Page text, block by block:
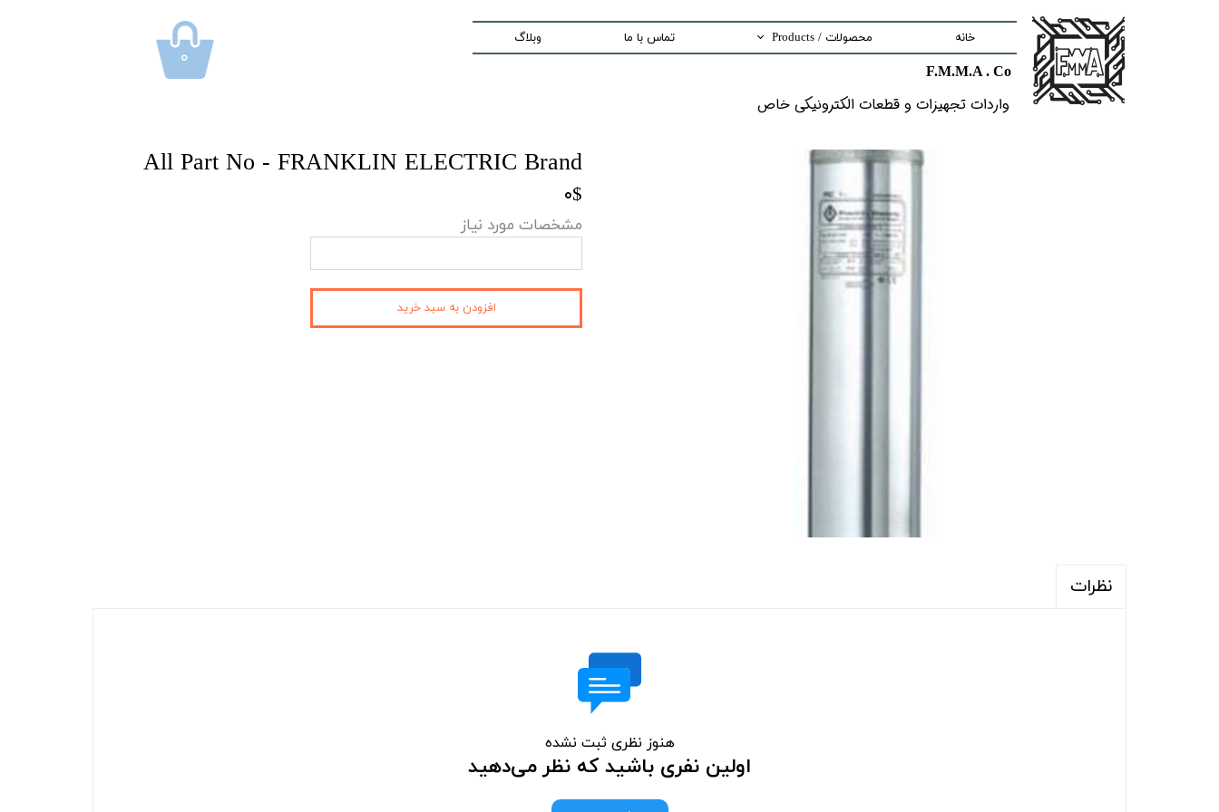
خانه محصولات / Products
Measurement Equipment
Security And Inspection Solutions
Production and Assemble -PCB Electronic Boards
تماس با ما وبلاگ
F.M.M.A . Co
واردات تجهیزات و قطعات الکترونیکى خاص​​​​​​​
۰
All Part No - FRANKLIN ELECTRIC Brand
۰$
مشخصات مورد نیاز
افزودن به سبد خرید
نظرات
هنوز نظری ثبت نشده
اولین نفری باشید که نظر می‌دهید